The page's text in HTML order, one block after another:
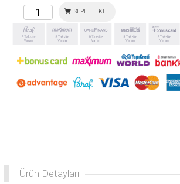
SEPETE EKLE
Ürün Detayları